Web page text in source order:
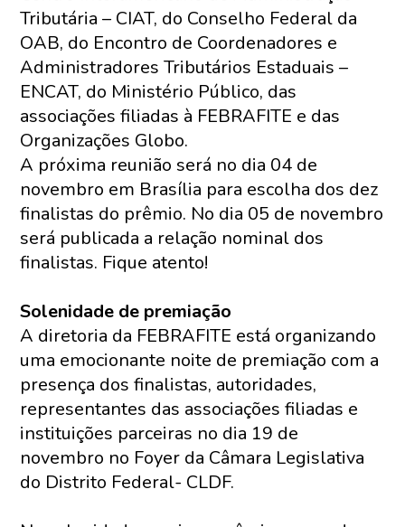
Tributária – CIAT, do Conselho Federal da
OAB, do Encontro de Coordenadores e
Administradores Tributários Estaduais –
ENCAT, do Ministério Público, das
associações filiadas à FEBRAFITE e das
Organizações Globo.
A próxima reunião será no dia 04 de
novembro em Brasília para escolha dos dez
finalistas do prêmio. No dia 05 de novembro
será publicada a relação nominal dos
finalistas. Fique atento!
Solenidade de premiação
A diretoria da FEBRAFITE está organizando
uma emocionante noite de premiação com a
presença dos finalistas, autoridades,
representantes das associações filiadas e
instituições parceiras no dia 19 de
novembro no Foyer da Câmara Legislativa
do Distrito Federal- CLDF.